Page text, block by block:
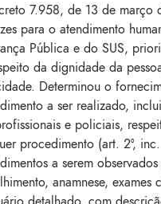
7.958, de 13 de
para o atendimento
Pública e do SUS,
da dignidade da
Determinou o
a ser realizado,
e policiais,
procedimento (art. 2º,
a serem
anamnese,